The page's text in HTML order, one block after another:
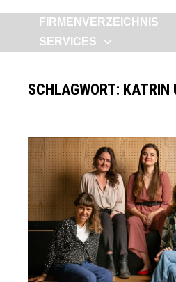
FIRMENVERZEICHNIS
SERVICES
SCHLAGWORT: KATRIN